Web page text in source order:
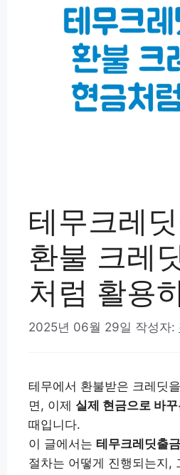
테무크레딧
환불 크레
처럼 활용
2025년 06월 29일 작성자:
테무에서 환불받은 크레딧
면, 이제 실제 현금으로 바
때입니다.
이 글에서는 테무크레딧출금
절차는 어떻게 진행되는지,